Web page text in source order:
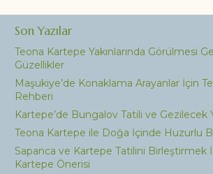
Son Yazılar
Teona Kartepe Yakınlarında Görülmesi
Güzellikler
Maşukiye’de Konaklama Arayanlar İçin
Rehberi
Kartepe’de Bungalov Tatili ve Gezilecek
Teona Kartepe ile Doğa İçinde Huzurlu
Sapanca ve Kartepe Tatilini Birleştirmek
Kartepe Önerisi